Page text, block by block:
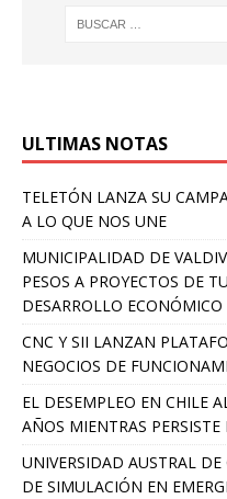
ULTIMAS NOTAS
TELETÓN LANZA SU
A LO QUE NOS UNE
MUNICIPALIDAD DE
PESOS A PROYECTOS DE
DESARROLLO ECONÓMICO
CNC Y SII LANZAN
NEGOCIOS DE
EL DESEMPLEO EN CHILE
AÑOS MIENTRAS
UNIVERSIDAD AUSTRAL
DE SIMULACIÓN EN